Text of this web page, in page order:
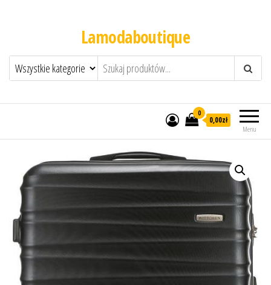
Lamodaboutique
Menu
0
0,00zł